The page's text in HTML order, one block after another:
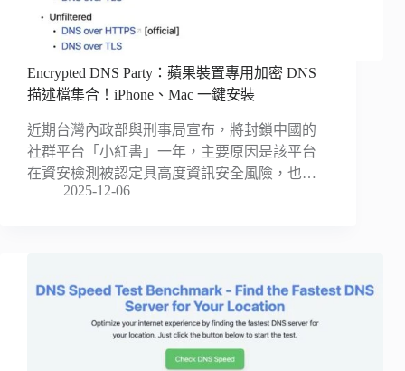
Encrypted DNS Party：蘋果裝置專用加密 DNS
描述檔集合！iPhone、Mac 一鍵安裝
近期台灣內政部與刑事局宣布，將封鎖中國的
社群平台「小紅書」一年，主要原因是該平台
在資安檢測被認定具高度資訊安全風險，也…
2025-12-06